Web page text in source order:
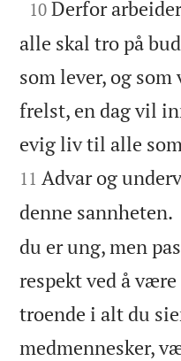

10 Derfor
alle skal tro på
som lever, og
frelst, en dag vil
evig liv til alle
11 Advar og
denne sannheten.
du er ung, men
respekt ved å
troende i alt du
medmennesker,